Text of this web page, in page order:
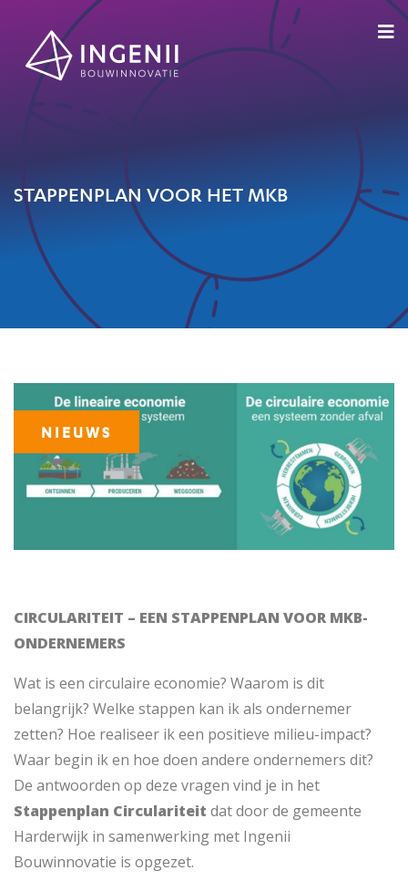
STAPPENPLAN VOOR HET MKB
NIEUWS
CIRCULARITEIT – EEN STAPPENPLAN VOOR MKB-
ONDERNEMERS
Wat is een circulaire economie? Waarom is dit
belangrijk? Welke stappen kan ik als ondernemer
zetten? Hoe realiseer ik een positieve milieu-impact?
Waar begin ik en hoe doen andere ondernemers dit?
De antwoorden op deze vragen vind je in het
Stappenplan Circulariteit dat door de gemeente
Harderwijk in samenwerking met Ingenii
Bouwinnovatie is opgezet.